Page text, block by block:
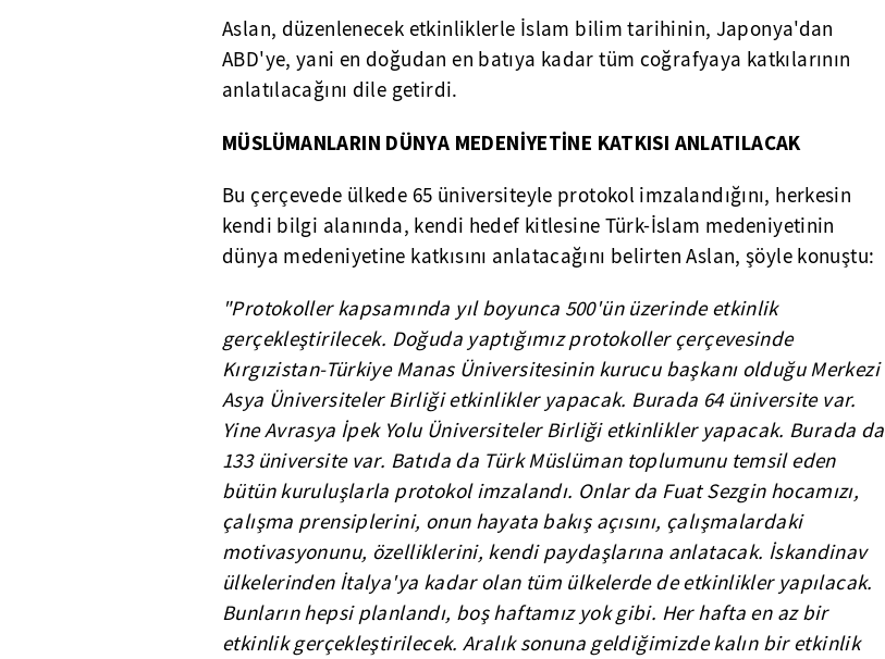
Aslan, düzenlenecek etkinliklerle İslam bilim tarihinin, Japonya'dan
ABD'ye, yani en doğudan en batıya kadar tüm coğrafyaya katkılarının
anlatılacağını dile getirdi.
MÜSLÜMANLARIN DÜNYA MEDENİYETİNE KATKISI ANLATILACAK
Bu çerçevede ülkede 65 üniversiteyle protokol imzalandığını, herkesin
kendi bilgi alanında, kendi hedef kitlesine Türk-İslam medeniyetinin
dünya medeniyetine katkısını anlatacağını belirten Aslan, şöyle konuştu:
"Protokoller kapsamında yıl boyunca 500'ün üzerinde etkinlik
gerçekleştirilecek. Doğuda yaptığımız protokoller çerçevesinde
Kırgızistan-Türkiye Manas Üniversitesinin kurucu başkanı olduğu Merkezi
Asya Üniversiteler Birliği etkinlikler yapacak. Burada 64 üniversite var.
Yine Avrasya İpek Yolu Üniversiteler Birliği etkinlikler yapacak. Burada da
133 üniversite var. Batıda da Türk Müslüman toplumunu temsil eden
bütün kuruluşlarla protokol imzalandı. Onlar da Fuat Sezgin hocamızı,
çalışma prensiplerini, onun hayata bakış açısını, çalışmalardaki
motivasyonunu, özelliklerini, kendi paydaşlarına anlatacak. İskandinav
ülkelerinden İtalya'ya kadar olan tüm ülkelerde de etkinlikler yapılacak.
Bunların hepsi planlandı, boş haftamız yok gibi. Her hafta en az bir
etkinlik gerçekleştirilecek. Aralık sonuna geldiğimizde kalın bir etkinlik